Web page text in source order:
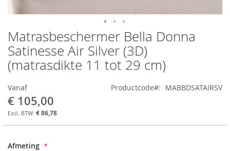
Ga
naar
het
begin
van
de
afbeeldingen-
gallerij
Matrasbeschermer Bella Donna
Satinesse Air Silver (3D)
(matrasdikte 11 tot 29 cm)
Vanaf
€ 105,00
€ 86,78
Productcode MABBDSATAIRSV
Afmeting